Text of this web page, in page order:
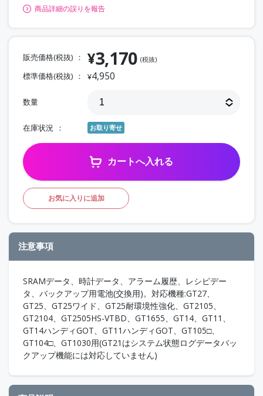
商品詳細の誤りを報告
販売価格(税抜) ¥3,170 (税抜)
標準価格(税抜) ¥4,950
数量
在庫状況 お取り寄せ
カートへ入れる
お気に入りに追加
注意事項
SRAMデータ、時計データ、アラーム履歴、レシピデー
タ、バックアップ用電池(交換用)。対応機種:GT27、
GT25、GT25ワイド、GT25耐環境性強化、GT2105、
GT2104、GT2505HS-VTBD、GT1655、GT14、GT11、
GT14ハンディGOT、GT11ハンディGOT、GT105□、
GT104□、GT1030用(GT21はシステム状態ログデータバッ
クアップ機能には対応していません)